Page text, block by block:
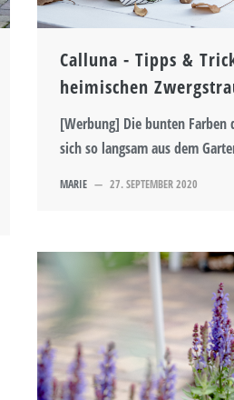
Calluna - Tipps &
heimischen
[Werbung] Die bunten Farben
sich so langsam aus dem
MARIE — 27. SEPTEMBER 2020